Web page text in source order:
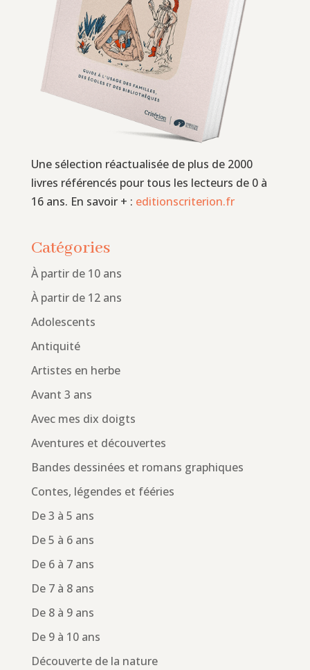
Une sélection réactualisée de plus de 2000
livres référencés pour tous les lecteurs de 0 à
16 ans. En savoir + : editionscriterion.fr
Catégories
À partir de 10 ans
À partir de 12 ans
Adolescents
Antiquité
Artistes en herbe
Avant 3 ans
Avec mes dix doigts
Aventures et découvertes
Bandes dessinées et romans graphiques
Contes, légendes et fééries
De 3 à 5 ans
De 5 à 6 ans
De 6 à 7 ans
De 7 à 8 ans
De 8 à 9 ans
De 9 à 10 ans
Découverte de la nature